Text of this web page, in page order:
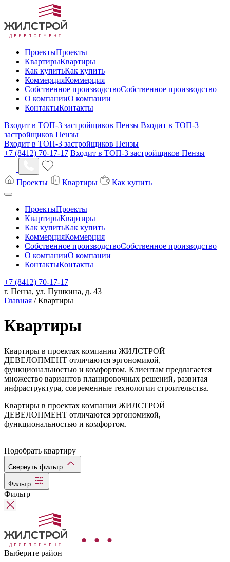
ПроектыПроекты
КвартирыКвартиры
Как купитьКак купить
КоммерцияКоммерция
Собственное производствоСобственное производство
О компанииО компании
КонтактыКонтакты
Входит в ТОП-3 застройщиков Пензы Входит в ТОП-3
застройщиков Пензы
Входит в ТОП-3 застройщиков Пензы
+7 (8412) 70-17-17 Входит в ТОП-3 застройщиков Пензы
Проекты Квартиры Как купить
ПроектыПроекты
КвартирыКвартиры
Как купитьКак купить
КоммерцияКоммерция
Собственное производствоСобственное производство
О компанииО компании
КонтактыКонтакты
+7 (8412) 70-17-17
г. Пенза, ул. Пушкина, д. 43
Главная /Квартиры
Квартиры
Квартиры в проектах компании ЖИЛСТРОЙ
ДЕВЕЛОПМЕНТ отличаются эргономикой,
функциональностью и комфортом. Клиентам предлагается
множество вариантов планировочных решений, развитая
инфраструктура, современные технологии строительства.
Квартиры в проектах компании ЖИЛСТРОЙ
ДЕВЕЛОПМЕНТ отличаются эргономикой,
функциональностью и комфортом.
Подобрать квартиру
Свернуть фильтр
Фильтр
Фильтр
Выберите район